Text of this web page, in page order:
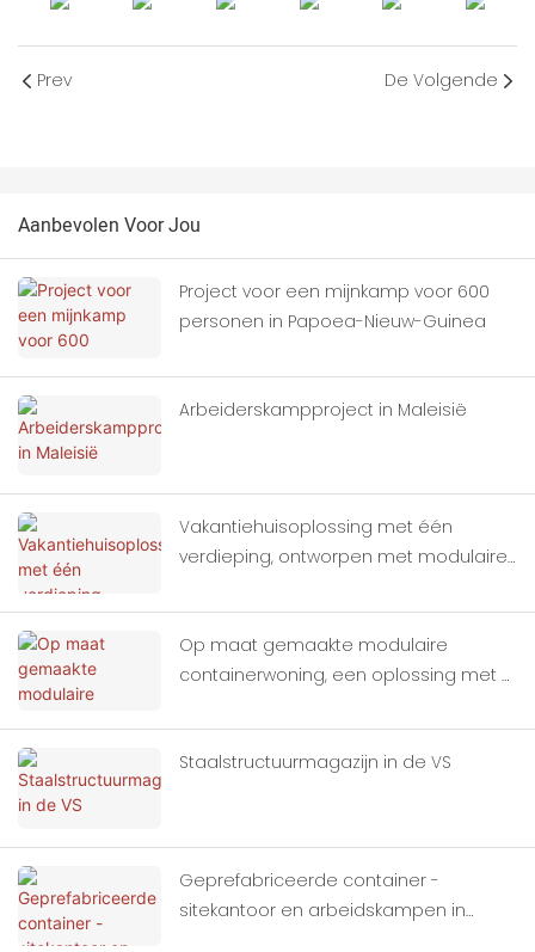
Prev De Volgende
Aanbevolen Voor Jou
Project voor een mijnkamp voor 600
personen in Papoea-Nieuw-Guinea
Arbeiderskampproject in Maleisië
Vakantiehuisoplossing met één
verdieping, ontworpen met modulaire
Op maat gemaakte modulaire
containerwoning, een oplossing met 2
Staalstructuurmagazijn in de VS
Geprefabriceerde container -
sitekantoor en arbeidskampen in